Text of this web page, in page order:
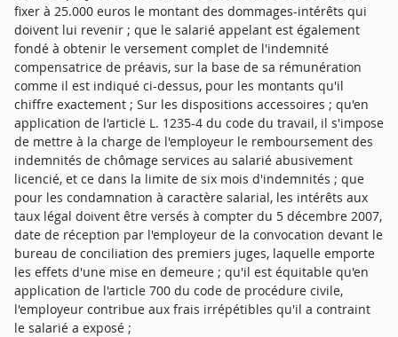
fixer à 25.000 euros le montant des dommages-intérêts qui
doivent lui revenir ; que le salarié appelant est également
fondé à obtenir le versement complet de l'indemnité
compensatrice de préavis, sur la base de sa rémunération
comme il est indiqué ci-dessus, pour les montants qu'il
chiffre exactement ; Sur les dispositions accessoires ; qu'en
application de l'article L. 1235-4 du code du travail, il s'impose
de mettre à la charge de l'employeur le remboursement des
indemnités de chômage services au salarié abusivement
licencié, et ce dans la limite de six mois d'indemnités ; que
pour les condamnation à caractère salarial, les intérêts aux
taux légal doivent être versés à compter du 5 décembre 2007,
date de réception par l'employeur de la convocation devant le
bureau de conciliation des premiers juges, laquelle emporte
les effets d'une mise en demeure ; qu'il est équitable qu'en
application de l'article 700 du code de procédure civile,
l'employeur contribue aux frais irrépétibles qu'il a contraint
le salarié a exposé ;